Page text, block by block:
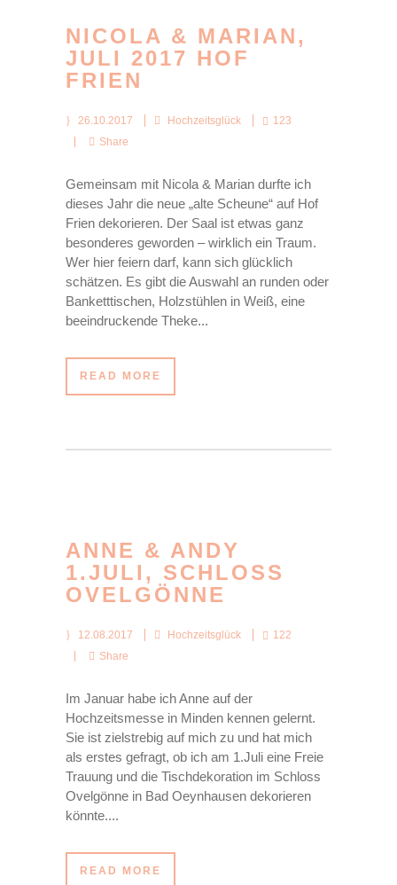
NICOLA & MARIAN,
JULI 2017 HOF
FRIEN
26.10.2017 Hochzeitsglück
123
Share
Gemeinsam mit Nicola & Marian durfte ich
dieses Jahr die neue „alte Scheune“ auf Hof
Frien dekorieren. Der Saal ist etwas ganz
besonderes geworden – wirklich ein Traum.
Wer hier feiern darf, kann sich glücklich
schätzen. Es gibt die Auswahl an runden oder
Banketttischen, Holzstühlen in Weiß, eine
beeindruckende Theke...
READ MORE
ANNE & ANDY
1.JULI, SCHLOSS
OVELGÖNNE
12.08.2017 Hochzeitsglück
122
Share
Im Januar habe ich Anne auf der
Hochzeitsmesse in Minden kennen gelernt.
Sie ist zielstrebig auf mich zu und hat mich
als erstes gefragt, ob ich am 1.Juli eine Freie
Trauung und die Tischdekoration im Schloss
Ovelgönne in Bad Oeynhausen dekorieren
könnte....
READ MORE